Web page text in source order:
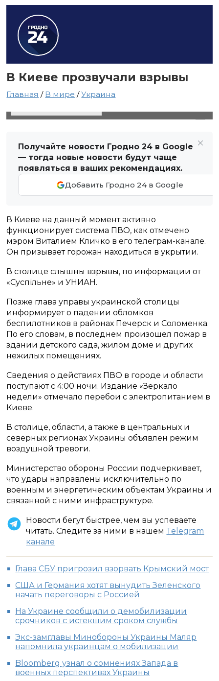
В Киеве прозвучали взрывы
Главная / В мире /Украина
Получайте новости Гродно 24 в Google
— тогда новые новости будут чаще
появляться в ваших рекомендациях.
Добавить Гродно 24 в Google
В Киеве на данный момент активно
функционирует система ПВО, как отмечено
мэром Виталием Кличко в его телеграм-канале.
Он призывает горожан находиться в укрытии.
В столице слышны взрывы, по информации от
«Суспільне» и УНИАН.
Позже глава управы украинской столицы
информирует о падении обломков
беспилотников в районах Печерск и Соломенка.
По его словам, в последнем произошел пожар в
здании детского сада, жилом доме и других
нежилых помещениях.
Сведения о действиях ПВО в городе и области
поступают с 4:00 ночи. Издание «Зеркало
недели» отмечало перебои с электропитанием в
Киеве.
В столице, области, а также в центральных и
северных регионах Украины объявлен режим
воздушной тревоги.
Министерство обороны России подчеркивает,
что удары направлены исключительно по
военным и энергетическим объектам Украины и
связанной с ними инфраструктуре.
Новости бегут быстрее, чем вы успеваете
читать. Следите за ними в нашем Telegram
канале
Глава СБУ пригрозил взорвать Крымский мост
США и Германия хотят вынудить Зеленского
начать переговоры с Россией
На Украине сообщили о демобилизации
срочников с истекшим сроком службы
Экс-замглавы Минобороны Украины Маляр
напомнила украинцам о мобилизации
Bloomberg узнал о сомнениях Запада в
военных перспективах Украины